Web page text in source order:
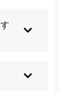
を大幅に
す。変形
です。
。痛みの
ん。